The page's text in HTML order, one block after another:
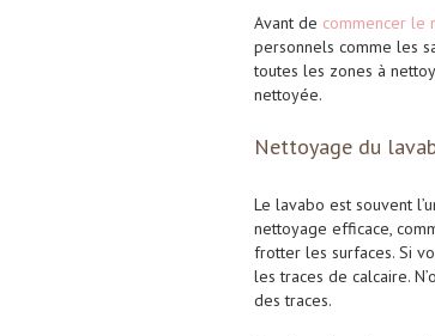
Avant de commencer le
personnels comme les
toutes les zones à
nettoyée.
Nettoyage du
Le lavabo est souvent
nettoyage efficace,
frotter les surfaces. Si
les traces de calcaire.
des traces.